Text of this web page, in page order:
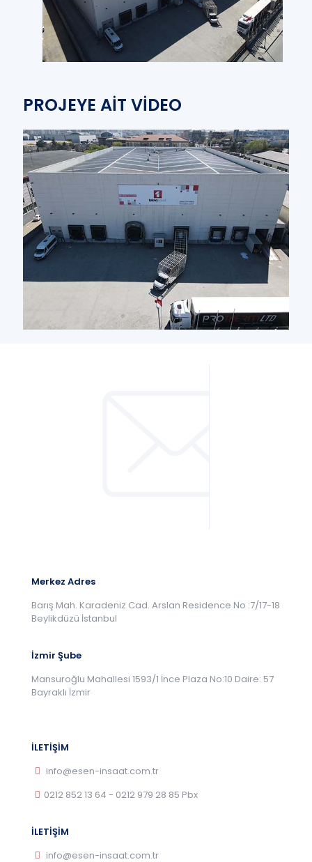
PROJEYE AİT VİDEO
Merkez Adres
Barış Mah. Karadeniz Cad. Arslan Residence No :7/17-18
Beylikdüzü İstanbul
İzmir Şube
Mansuroğlu Mahallesi 1593/1 İnce Plaza No:10 Daire: 57
Bayraklı İzmir
İLETİŞİM
info@esen-insaat.com.tr
0212 852 13 64 - 0212 979 28 85 Pbx
İLETİŞİM
info@esen-insaat.com.tr